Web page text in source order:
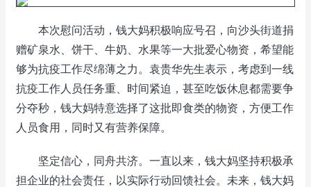
本次慰问活动，钱大妈积极响应号召，向沙头街道捐
赠矿泉水、饼干、牛奶、水果等一大批爱心物资，希望能
够为抗疫工作尽绵薄之力。袁贵华先生表示，考虑到一线
抗疫工作人员任务重、时间紧迫，甚至吃饭休息都需要争
分夺秒，钱大妈特意选择了这批即食类的物资，方便工作
人员食用，同时又有营养保障。
坚定信心，同舟共济。一直以来，钱大妈坚持积极承
担企业的社会责任，以实际行动回馈社会。未来，钱大妈